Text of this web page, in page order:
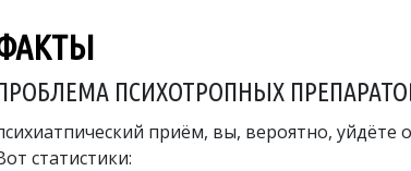
ПСИХОТРОПНЫХ
приём, вы, вероятно, уйдёте
статистики: